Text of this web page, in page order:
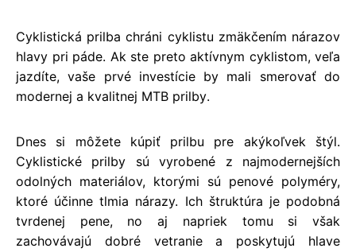
Cyklistická prilba chráni cyklistu zmäkčením nárazov
hlavy pri páde. Ak ste preto aktívnym cyklistom, veľa
jazdíte, vaše prvé investície by mali smerovať do
modernej a kvalitnej MTB prilby.
Dnes si môžete kúpiť prilbu pre akýkoľvek štýl.
Cyklistické prilby sú vyrobené z najmodernejších
odolných materiálov, ktorými sú penové polyméry,
ktoré účinne tlmia nárazy. Ich štruktúra je podobná
tvrdenej pene, no aj napriek tomu si však
zachovávajú dobré vetranie a poskytujú hlave